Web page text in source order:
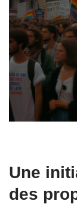
Une
des